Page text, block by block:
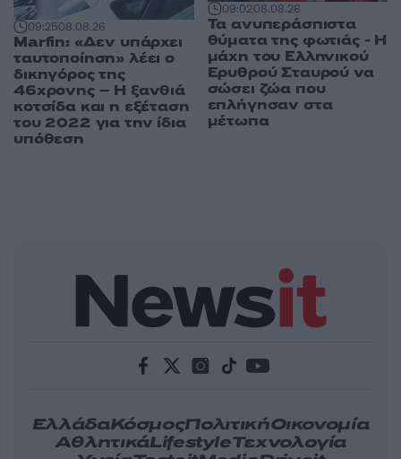
09:2508.08.26
Marfin: «Δεν υπάρχει
ταυτοποίηση» λέει ο
δικηγόρος της
46χρονης – Η ξανθιά
κοτσίδα και η εξέταση
του 2022 για την ίδια
υπόθεση
09:0208.08.26
Τα ανυπεράσπιστα
θύματα της φωτιάς - Η
μάχη του Ελληνικού
Ερυθρού Σταυρού να
σώσει ζώα που
επλήγησαν στα
μέτωπα
ΕλλάδαΚόσμοςΠολιτικήΟικονομία
ΑθλητικάLifestyleΤεχνολογία